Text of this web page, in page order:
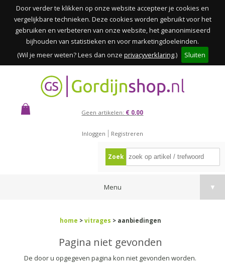
Door verder te klikken op onze website accepteer je cookies en
vergelijkbare technieken. Deze cookies worden gebruikt voor het
gebruiken en verbeteren van onze website, het geanonimiseerd
bijhouden van statistieken en voor marketingdoeleinden.
(Wil je meer weten? Lees dan onze privacyverklaring.) Sluiten
Geen artikelen: € 0,00
Inloggen Registreren
Zoek
Menu ▼
home > vitrages > aanbiedingen
Pagina niet gevonden
De door u opgegeven pagina kon niet gevonden worden.